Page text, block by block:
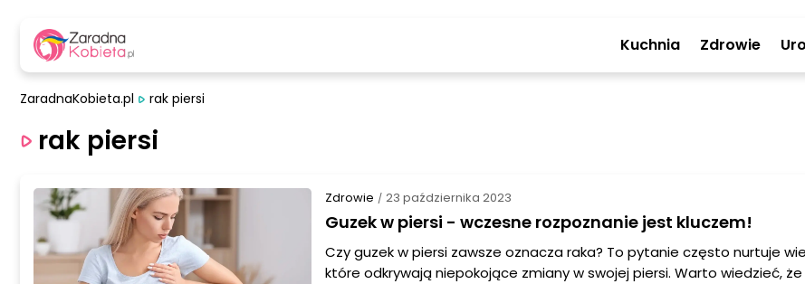
Kuchnia Zdrowie
ZaradnaKobieta.pl rak piersi
rak piersi
Zdrowie / 23 października 2023
Guzek w piersi - wczesne rozpoznanie jest kluczem!
Czy guzek w piersi zawsze oznacza raka? To pytanie często nurtuje
które odkrywają niepokojące zmiany w swojej piersi. Warto wiedzieć,